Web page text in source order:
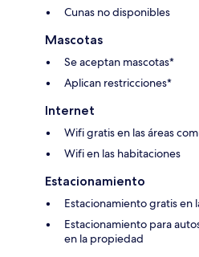
Cunas no disponibles
Mascotas
Se aceptan mascotas*
Aplican restricciones*
Internet
Wifi gratis en las áreas
Wifi en las habitaciones
Estacionamiento
Estacionamiento gratis en
Estacionamiento para
en la propiedad